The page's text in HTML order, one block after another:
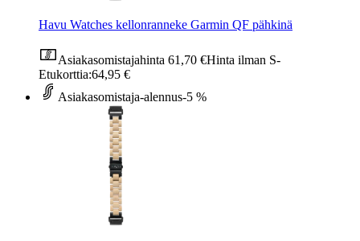
Havu Watches kellonranneke Garmin QF pähkinä
Asiakasomistajahinta 61,70 €Hinta ilman S-
Etukorttia:64,95 €
Asiakasomistaja-alennus-5 %